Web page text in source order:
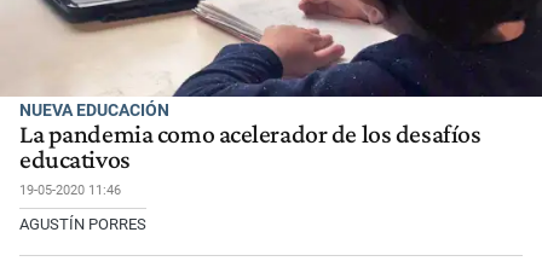
NUEVA EDUCACIÓN
La pandemia como acelerador de los desafíos
educativos
19-05-2020 11:46
AGUSTÍN PORRES